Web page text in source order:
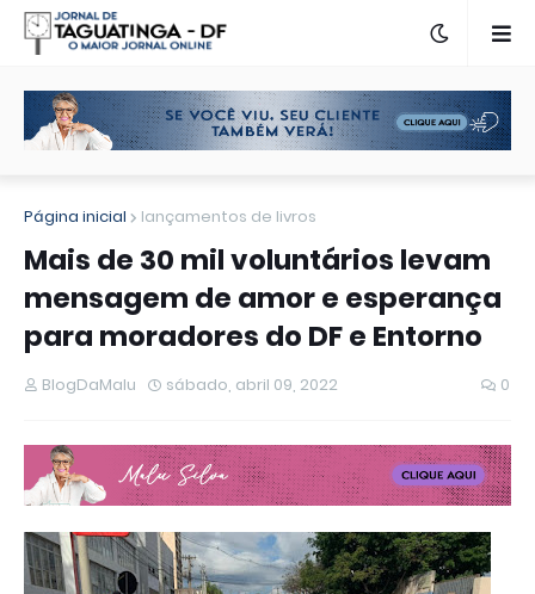
Página inicial lançamentos de livros
Mais de 30 mil voluntários levam
mensagem de amor e esperança
para moradores do DF e Entorno
BlogDaMalu sábado, abril 09, 2022 0